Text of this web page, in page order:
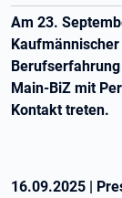
Am 23.
Main-BiZ mit
Kontakt treten.
16.09.2025 |